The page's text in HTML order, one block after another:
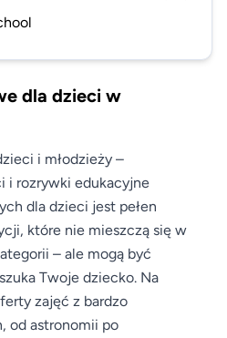
dla dzieci w
i młodzieży –
i rozrywki edukacyjne
dla dzieci jest pełen
które nie mieszczą się w
– ale mogą być
Twoje dziecko. Na
zajęć z bardzo
od astronomii po